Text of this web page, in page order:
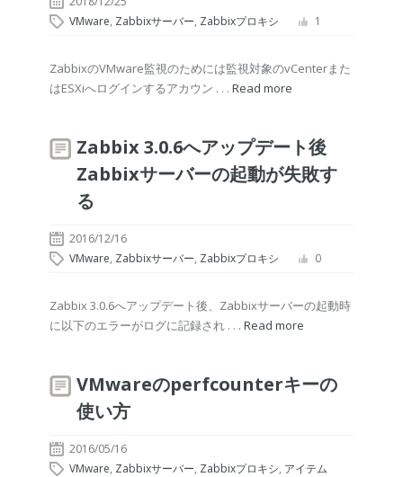
VMware, Zabbixサーバー, Zabbixプロキシ 1
ZabbixのVMware監視のためには監視対象のvCenterまた
はESXiへログインするアカウン . . . Read more
Zabbix 3.0.6へアップデート後
Zabbixサーバーの起動が失敗す
る
2016/12/16
VMware, Zabbixサーバー, Zabbixプロキシ 0
Zabbix 3.0.6へアップデート後、Zabbixサーバーの起動時
に以下のエラーがログに記録され . . . Read more
VMwareのperfcounterキーの
使い方
2016/05/16
VMware, Zabbixサーバー, Zabbixプロキシ, アイテム